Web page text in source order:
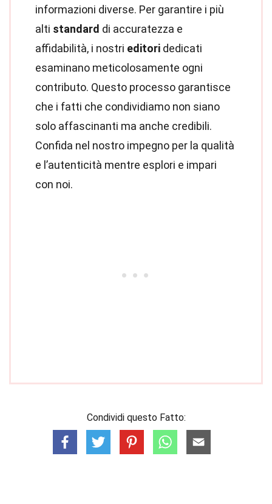
informazioni diverse. Per garantire i più
alti standard di accuratezza e
affidabilità, i nostri editori dedicati
esaminano meticolosamente ogni
contributo. Questo processo garantisce
che i fatti che condividiamo non siano
solo affascinanti ma anche credibili.
Confida nel nostro impegno per la qualità
e l’autenticità mentre esplori e impari
con noi.
Condividi questo Fatto: